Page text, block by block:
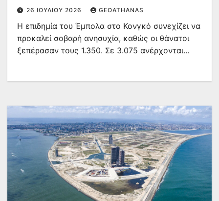
26 ΙΟΥΛΊΟΥ 2026 GEOATHANAS
Η επιδημία του Έμπολα στο Κονγκό συνεχίζει να
προκαλεί σοβαρή ανησυχία, καθώς οι θάνατοι
ξεπέρασαν τους 1.350. Σε 3.075 ανέρχονται…